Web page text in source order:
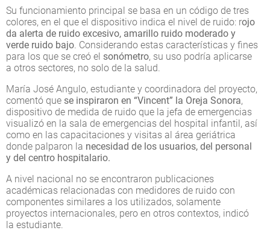
Su funcionamiento principal se basa en un código de tres
colores, en el que el dispositivo indica el nivel de ruido: rojo
da alerta de ruido excesivo, amarillo ruido moderado y
verde ruido bajo. Considerando estas características y fines
para los que se creó el sonómetro, su uso podría aplicarse
a otros sectores, no solo de la salud.
María José Angulo, estudiante y coordinadora del proyecto,
comentó que se inspiraron en “Vincent” la Oreja Sonora,
dispositivo de medida de ruido que la jefa de emergencias
visualizó en la sala de emergencias del hospital infantil, así
como en las capacitaciones y visitas al área geriátrica
donde palparon la necesidad de los usuarios, del personal
y del centro hospitalario.
A nivel nacional no se encontraron publicaciones
académicas relacionadas con medidores de ruido con
componentes similares a los utilizados, solamente
proyectos internacionales, pero en otros contextos, indicó
la estudiante.